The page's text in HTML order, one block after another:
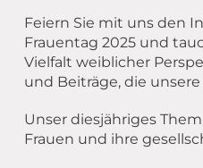
Newsletter Archiv
Spiritualität – eine
Caritas in
Feiern Sie mit uns den
Frauentag 2025 und
Vielfalt weiblicher
und Beiträge, die
Unser diesjähriges
Frauen und ihre